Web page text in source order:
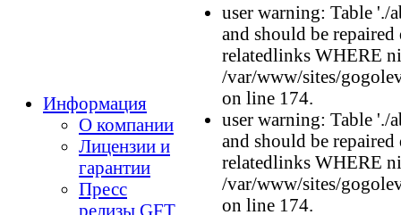
Информация
О компании
Лицензии и
гарантии
Пресс
релизы GFT
user warning: Table './
and should be
relatedlinks WHERE
/var/www/sites/
on line 174.
user warning: Table './
and should be
relatedlinks WHERE
/var/www/sites/
on line 174.